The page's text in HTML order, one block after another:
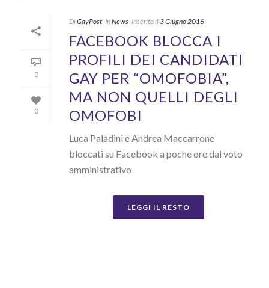
0
0
DiGayPost InNews Inserito il3 Giugno 2016
FACEBOOK BLOCCA I
PROFILI DEI CANDIDATI
GAY PER “OMOFOBIA”,
MA NON QUELLI DEGLI
OMOFOBI
Luca Paladini e Andrea Maccarrone
bloccati su Facebook a poche ore dal voto
amministrativo
LEGGI IL RESTO